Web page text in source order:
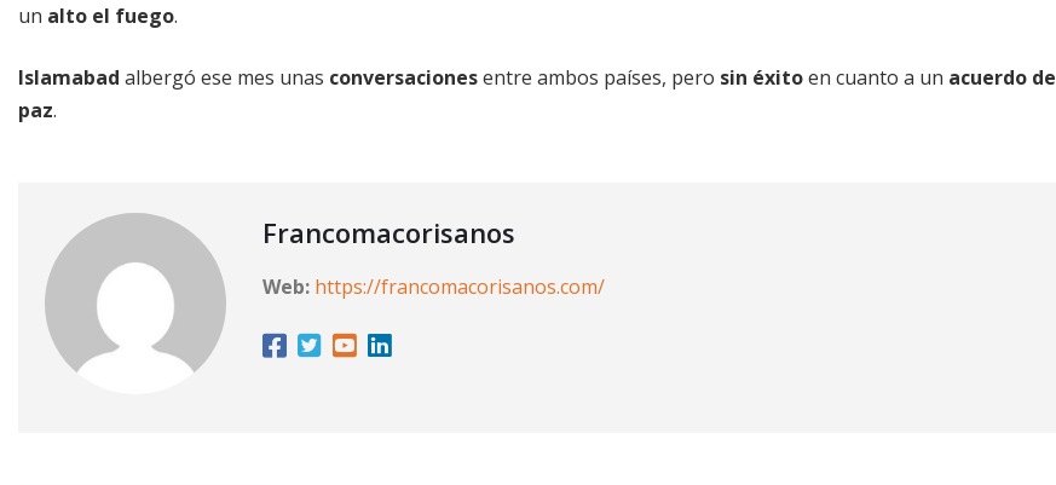
un alto el fuego.
Islamabad albergó ese mes unas conversacionesentre ambos países, pero sin éxitoen cuanto a un acuerdo de
paz.
Francomacorisanos
Web: https://francomacorisanos.com/